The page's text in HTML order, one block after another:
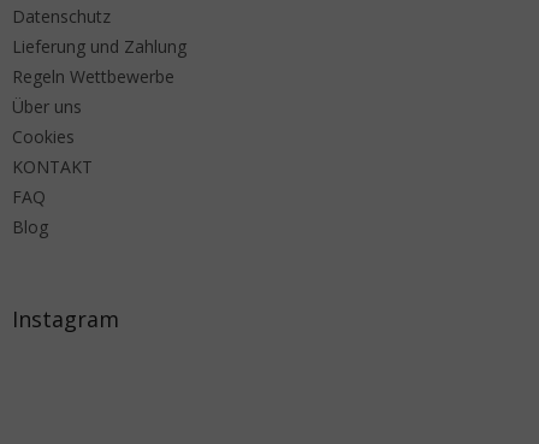
Datenschutz
Lieferung und Zahlung
Regeln Wettbewerbe
Über uns
Cookies
KONTAKT
FAQ
Blog
Instagram